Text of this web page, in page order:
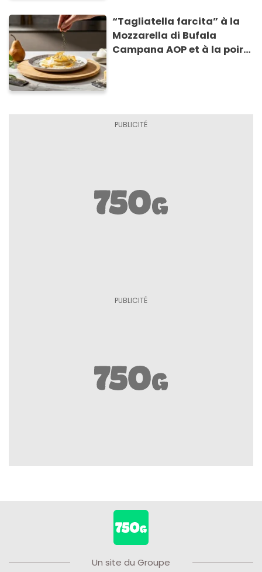
“Tagliatella farcita” à la
Mozzarella di Bufala
Campana AOP et à la poire
Un site du Groupe